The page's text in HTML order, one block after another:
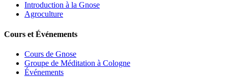
Introduction à la Gnose
Agroculture
Cours et Événements
Cours de Gnose
Groupe de Méditation à Cologne
Événements